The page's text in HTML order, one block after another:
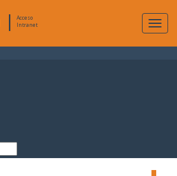
|
Acceso
Intranet